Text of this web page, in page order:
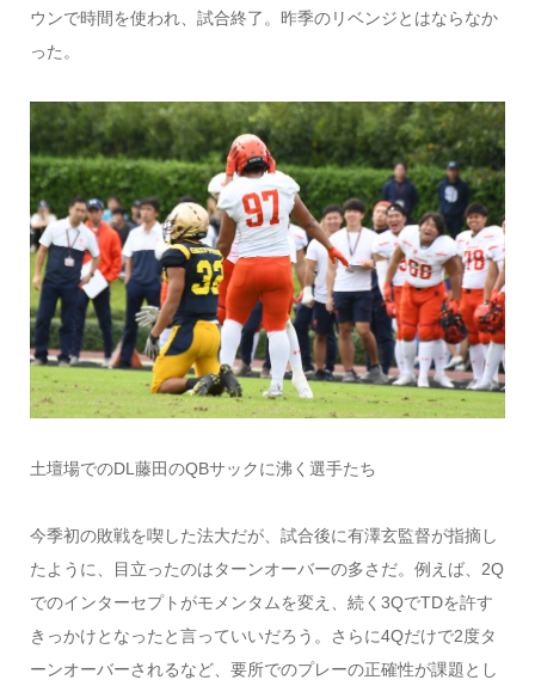
ウンで時間を使われ、試合終了。昨季のリベンジとはならなか
った。
土壇場でのDL藤田のQBサックに沸く選手たち
今季初の敗戦を喫した法大だが、試合後に有澤玄監督が指摘し
たように、目立ったのはターンオーバーの多さだ。例えば、2Q
でのインターセプトがモメンタムを変え、続く3QでTDを許す
きっかけとなったと言っていいだろう。さらに4Qだけで2度タ
ーンオーバーされるなど、要所でのプレーの正確性が課題とし